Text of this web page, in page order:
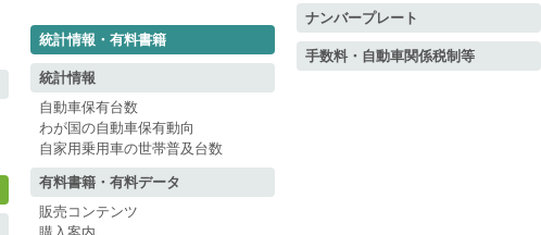
統計情報・有料書籍
統計情報
自動車保有台数
わが国の自動車保有動向
自家用乗用車の世帯普及台数
有料書籍・有料データ
販売コンテンツ
ナンバープレート
手数料・自動車関係税制等